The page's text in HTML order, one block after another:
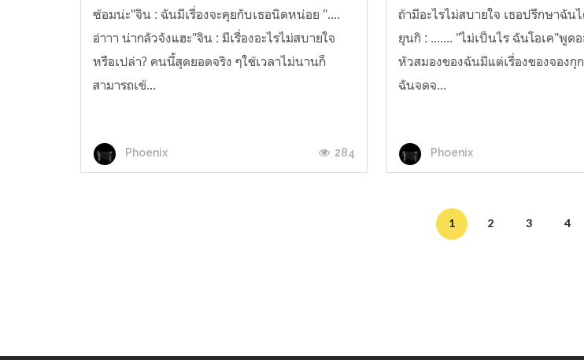
ซ้อมน่ะ"จิน : ฉันมีเรื่องจะคุยกับเธอนิดหน่อย "....
อ่าาา น่ากลัวจังแฮะ"จิน : มีเรื่องอะไรไม่สบายใจ
หรือเปล่า? คนนี้สุดยอดจริง ๆใช้เวลาไม่นานก็
สามารถเข้...
Phoenix 284
ถ้ามีอะไรไม่สบายใจ เธอปรึกษาฉัน
ยุนกิ : ....... "ไม่เป็นไร ฉันโอเค"พูด
หัวสมองของฉันมีแต่เรื่องของจองกุ
ฉันจดจ...
Phoenix
1 2 3 4